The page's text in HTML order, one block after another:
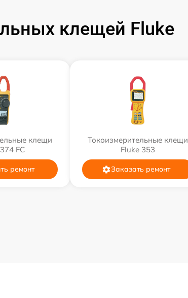
клещей Fluke
клещи
FC
ремонт
Токоизмерительные клещи
Fluke 353
Заказать ремонт